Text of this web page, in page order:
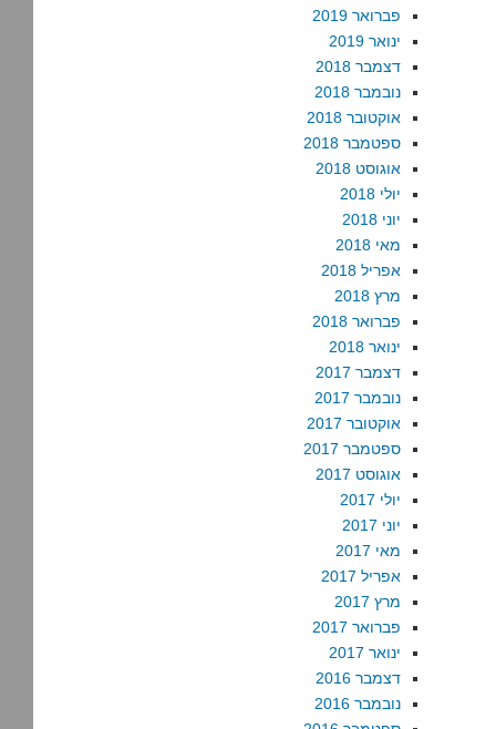
פברואר 2019
ינואר 2019
דצמבר 2018
נובמבר 2018
אוקטובר 2018
ספטמבר 2018
אוגוסט 2018
יולי 2018
יוני 2018
מאי 2018
אפריל 2018
מרץ 2018
פברואר 2018
ינואר 2018
דצמבר 2017
נובמבר 2017
אוקטובר 2017
ספטמבר 2017
אוגוסט 2017
יולי 2017
יוני 2017
מאי 2017
אפריל 2017
מרץ 2017
פברואר 2017
ינואר 2017
דצמבר 2016
נובמבר 2016